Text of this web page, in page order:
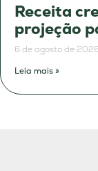
Receita
projeção
6 de agosto de
Leia mais »